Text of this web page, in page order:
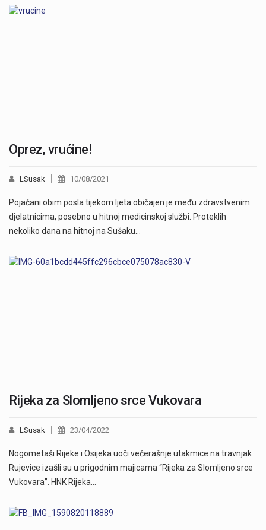
Oprez, vrućine!
LSusak 10/08/2021
Pojačani obim posla tijekom ljeta običajen je među zdravstvenim
djelatnicima, posebno u hitnoj medicinskoj službi. Proteklih
nekoliko dana na hitnoj na Sušaku…
Rijeka za Slomljeno srce Vukovara
LSusak 23/04/2022
Nogometaši Rijeke i Osijeka uoči večerašnje utakmice na travnjak
Rujevice izašli su u prigodnim majicama “Rijeka za Slomljeno srce
Vukovara”. HNK Rijeka…